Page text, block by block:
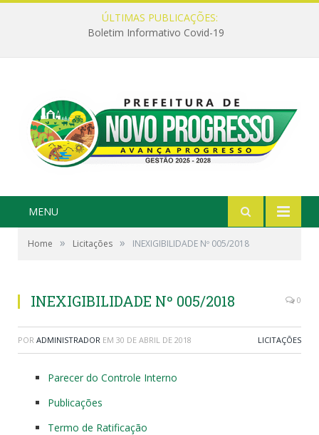
ÚLTIMAS PUBLICAÇÕES:
Boletim Informativo Covid-19
MENU
Home » Licitações » INEXIGIBILIDADE Nº 005/2018
INEXIGIBILIDADE Nº 005/2018 0
POR ADMINISTRADOR EM 30 DE ABRIL DE 2018 LICITAÇÕES
Parecer do Controle Interno
Publicações
Termo de Ratificação